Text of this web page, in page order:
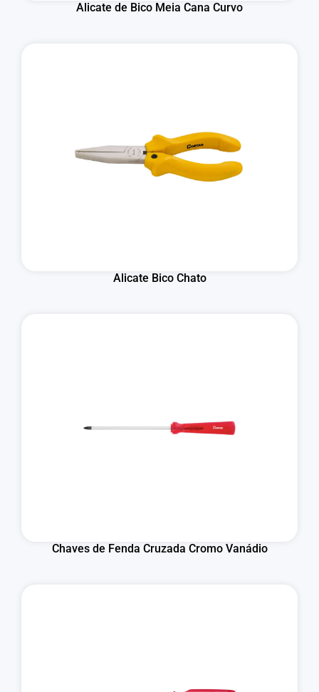
Alicate de Bico Meia Cana Curvo
Alicate Bico Chato
Chaves de Fenda Cruzada Cromo Vanádio